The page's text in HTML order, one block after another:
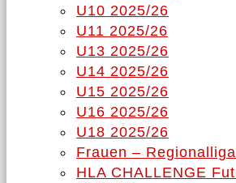
U10 2025/26
U11 2025/26
U13 2025/26
U14 2025/26
U15 2025/26
U16 2025/26
U18 2025/26
Frauen –
HLA CHALLENGE